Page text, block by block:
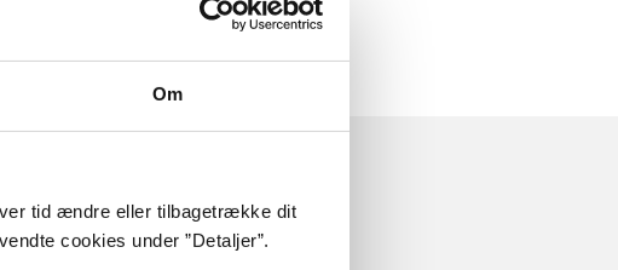
Om
tid ændre eller tilbagetrække dit
cookies under ”Detaljer”.